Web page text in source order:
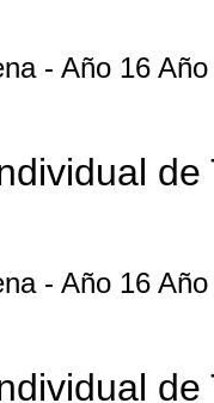
- Año 16
- Año 16